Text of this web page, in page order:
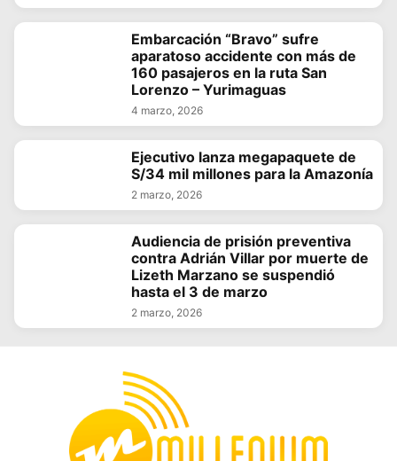
Embarcación “Bravo” sufre
aparatoso accidente con más de
160 pasajeros en la ruta San
Lorenzo – Yurimaguas
4 marzo, 2026
Ejecutivo lanza megapaquete de
S/34 mil millones para la Amazonía
2 marzo, 2026
Audiencia de prisión preventiva
contra Adrián Villar por muerte de
Lizeth Marzano se suspendió
hasta el 3 de marzo
2 marzo, 2026